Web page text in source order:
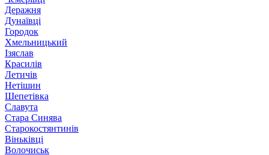
Деражня
Дунаївці
Городок
Хмельницький
Ізяслав
Красилів
Летичів
Нетішин
Шепетівка
Славута
Стара Синява
Старокостянтинів
Віньківці
Волочиськ